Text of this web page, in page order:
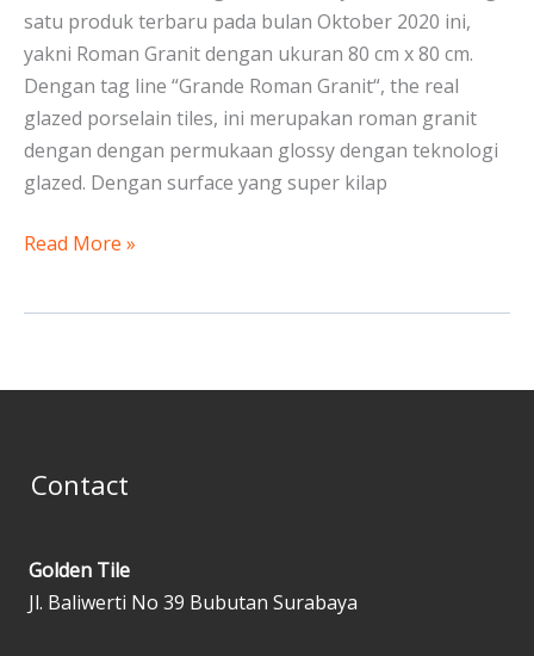
satu produk terbaru pada bulan Oktober 2020 ini,
yakni Roman Granit dengan ukuran 80 cm x 80 cm.
Dengan tag line “Grande Roman Granit“, the real
glazed porselain tiles, ini merupakan roman granit
dengan dengan permukaan glossy dengan teknologi
glazed. Dengan surface yang super kilap
80
cm
Read More »
Contact
Golden Tile
Jl. Baliwerti No 39 Bubutan Surabaya